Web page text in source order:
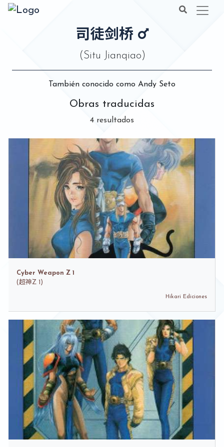
司徒剑桥
(Situ Jianqiao)
También conocido como Andy Seto
Obras traducidas
4 resultados
Cyber Weapon Z 1
(超神Z 1)
Hikari Ediciones